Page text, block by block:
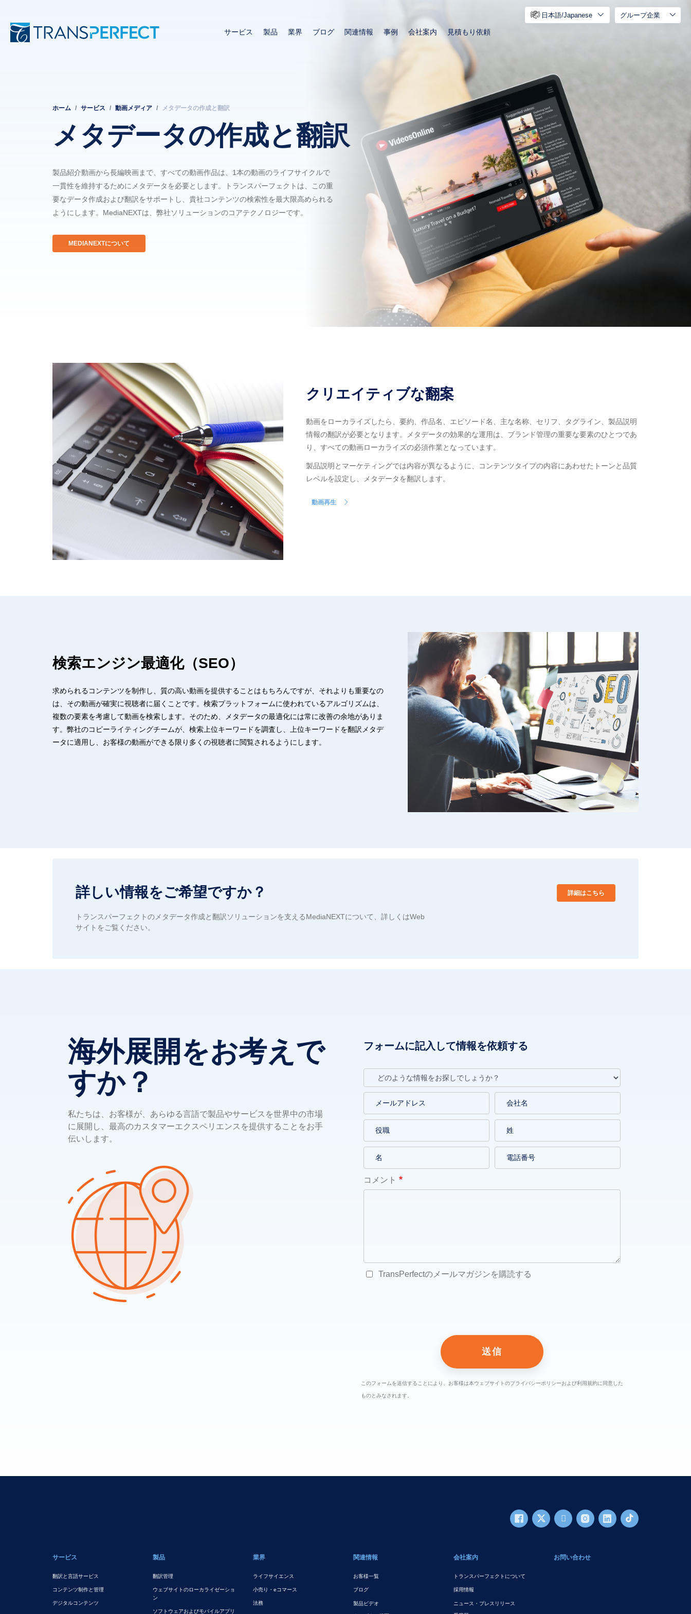
ン
移
動
サービス 製品 業界 ブログ 関連情報 事例 会社案内 見積もり依頼
日本語/Japanese グループ企業
パ
ン
ず
ホーム サービス 動画メディア メタデータの作成と翻訳
メタデータの作成と翻訳
製品紹介動画から長編映画まで、すべての動画作品は、1本の動画のライフサイクルで
一貫性を維持するためにメタデータを必要とします。トランスパーフェクトは、この重
要なデータ作成および翻訳をサポートし、貴社コンテンツの検索性を最大限高められる
ようにします。MediaNEXTは、弊社ソリューションのコアテクノロジーです。
MEDIANEXTについて
クリエイティブな翻案
動画をローカライズしたら、要約、作品名、エピソード名、主な名称、セリフ、タグライン、製品説明
情報の翻訳が必要となります。メタデータの効果的な運用は、ブランド管理の重要な要素のひとつであ
り、すべての動画ローカライズの必須作業となっています。
製品説明とマーケティングでは内容が異なるように、コンテンツタイプの内容にあわせたトーンと品質
レベルを設定し、メタデータを翻訳します。
動画再生
検索エンジン最適化（SEO）
求められるコンテンツを制作し、質の高い動画を提供することはもちろんですが、それよりも重要なの
は、その動画が確実に視聴者に届くことです。検索プラットフォームに使われているアルゴリズムは、
複数の要素を考慮して動画を検索します。そのため、メタデータの最適化には常に改善の余地がありま
す。弊社のコピーライティングチームが、検索上位キーワードを調査し、上位キーワードを翻訳メタデ
ータに適用し、お客様の動画ができる限り多くの視聴者に閲覧されるようにします。
詳しい情報をご希望ですか？
トランスパーフェクトのメタデータ作成と翻訳ソリューションを支えるMediaNEXTについて、詳しくはWeb
サイトをご覧ください。
詳細はこちら
海外展開をお考えで
すか？
私たちは、お客様が、あらゆる言語で製品やサービスを世界中の市場
に展開し、最高のカスタマーエクスペリエンスを提供することをお手
伝いします。
フォームに記入して情報を依頼する
コメント
TransPerfectのメールマガジンを購読する
このフォームを送信することにより、お客様は本ウェブサイトのプライバシーポリシーおよび利用規約に同意した
ものとみなされます。
サービス
翻訳と言語サービス
コンテンツ制作と管理
デジタルコンテンツ
製品
翻訳管理
ウェブサイトのローカライゼーショ
ン
ソフトウェアおよびモバイルアプリ
業界
ライフサイエンス
小売り・eコマース
法務
関連情報
お客様一覧
ブログ
製品ビデオ
会社案内
トランスパーフェクトについて
採用情報
ニュース・プレスリリース
お問い合わせ